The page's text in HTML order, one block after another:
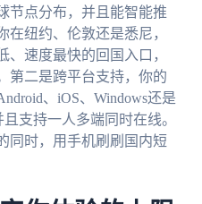
节点分布，并且能智能推
纽约、伦敦还是悉尼，
速度最快的回国入口，
第二是跨平台支持，你的
、iOS、Windows还是
支持一人多端同时在线。
同时，用手机刷刷国内短